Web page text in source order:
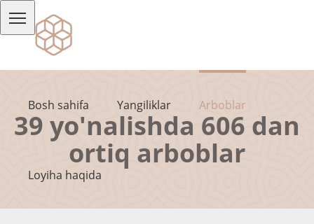
Bosh sahifa Yangiliklar Arboblar
Loyiha haqida
39 yo'nalishda 606 dan
ortiq arboblar